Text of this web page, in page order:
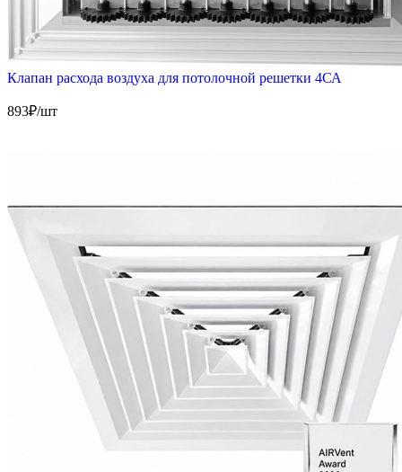
Клапан расхода воздуха для потолочной решетки 4СА
893₽/шт